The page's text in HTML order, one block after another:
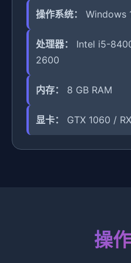
操作系统： Windows
处理器：
Intel i5-
2600
内存： 8 GB RAM
显卡： GTX 1060 /
操